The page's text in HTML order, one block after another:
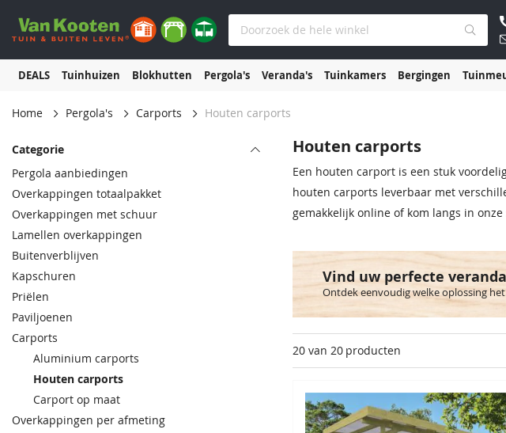
DEALS Tuinhuizen Blokhutten Pergola's Veranda's Tuinkamers Bergingen
Home Pergola's Carports Houten carports
Houten carports
Een houten carport is een stuk
houten carports leverbaar met
gemakkelijk online of kom langs in onze
Vind uw perfecte
Ontdek eenvoudig welke oplossing
20 van 20 producten
Categorie
Pergola aanbiedingen
Overkappingen totaalpakket
Overkappingen met schuur
Lamellen overkappingen
Buitenverblijven
Kapschuren
Priëlen
Paviljoenen
Carports
Aluminium carports
Houten carports
Carport op maat
Overkappingen per afmeting